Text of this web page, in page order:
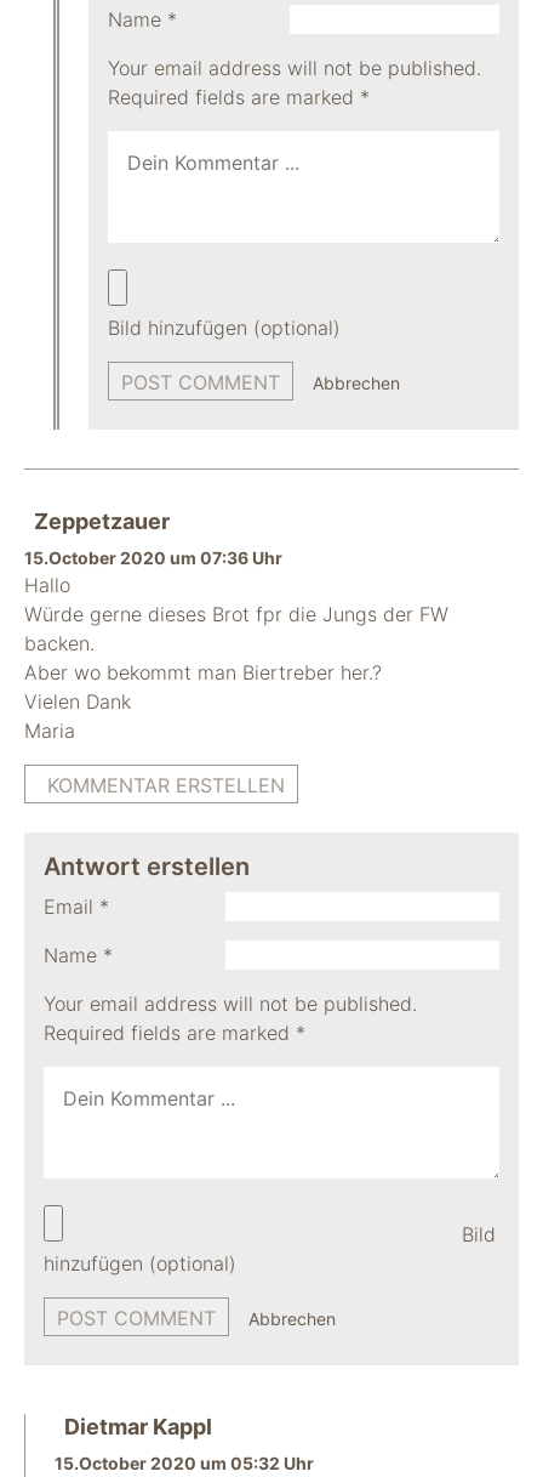
Your email address will not be published.
Required fields are marked *
Name *
Bild hinzufügen (optional)
Abbrechen
Zeppetzauer
15.October 2020 um 07:36 Uhr
Hallo
Würde gerne dieses Brot fpr die Jungs der FW
backen.
Aber wo bekommt man Biertreber her.?
Vielen Dank
Maria
KOMMENTAR ERSTELLEN
Antwort erstellen
Your email address will not be published.
Required fields are marked *
Name *
Email *
Bild
hinzufügen (optional)
Abbrechen
Dietmar Kappl
15.October 2020 um 05:32 Uhr